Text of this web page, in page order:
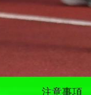
注意事項